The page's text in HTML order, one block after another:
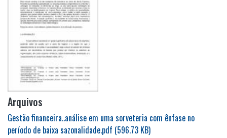
Arquivos
Gestão financeira..análise em uma sorveteria com ênfase no
período de baixa sazonalidade.pdf (596.73 KB)